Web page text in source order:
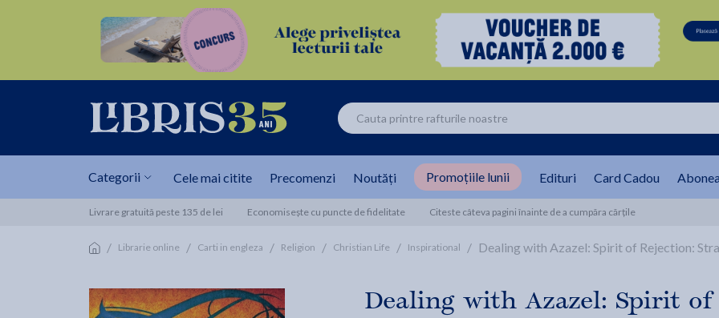
Categorii Cele mai citite Precomenzi Noutăți Promoțiile lunii Edituri Card Cadou
Livrare gratuită peste 135 de lei Economisește cu puncte de fidelitate Citeste câteva pagini înainte de a cumpăra cărțile
/ Librarie online / Carti in engleza / Religion / Christian Life / Inspirational / Dealing with Azazel: Spirit of Rejection:
Dealing with Azazel: Spirit of